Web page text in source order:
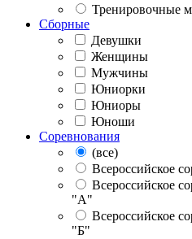
Тренировочные
Сборные
Девушки
Женщины
Мужчины
Юниорки
Юниоры
Юноши
Соревнования
(все)
Всероссийское
Всероссийское
"А"
Всероссийское
"Б"